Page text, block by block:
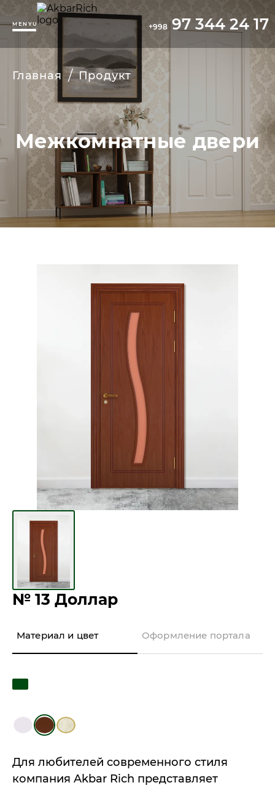
MENYU +998 97 344 24 17
Главная / Продукт
Межкомнатные двери
№ 13 Доллар
Материал и цвет Оформление портала
Для любителей современного стиля
компания Akbar Rich представляет